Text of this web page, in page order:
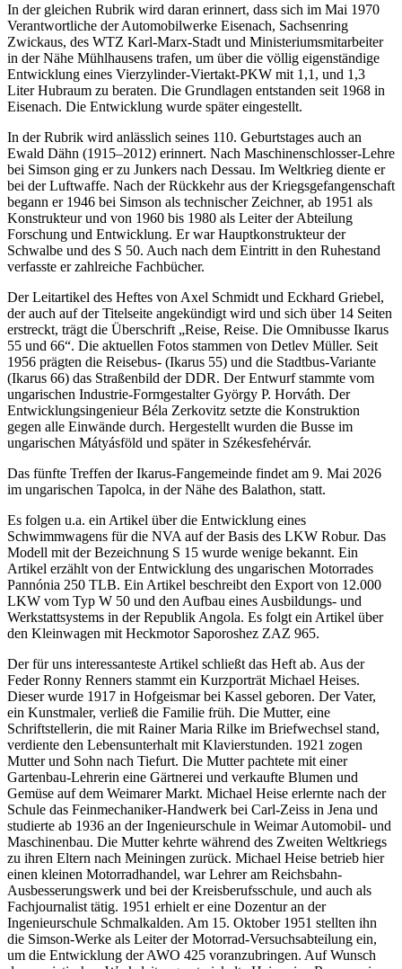
In der gleichen Rubrik wird daran erinnert, dass sich im Mai 1970
Verantwortliche der Automobilwerke Eisenach, Sachsenring
Zwickaus, des WTZ Karl-Marx-Stadt und Ministeriumsmitarbeiter
in der Nähe Mühlhausens trafen, um über die völlig eigenständige
Entwicklung eines Vierzylinder-Viertakt-PKW mit 1,1, und 1,3
Liter Hubraum zu beraten. Die Grundlagen entstanden seit 1968 in
Eisenach. Die Entwicklung wurde später eingestellt.
In der Rubrik wird anlässlich seines 110. Geburtstages auch an
Ewald Dähn (1915–2012) erinnert. Nach Maschinenschlosser-Lehre
bei Simson ging er zu Junkers nach Dessau. Im Weltkrieg diente er
bei der Luftwaffe. Nach der Rückkehr aus der Kriegsgefangenschaft
begann er 1946 bei Simson als technischer Zeichner, ab 1951 als
Konstrukteur und von 1960 bis 1980 als Leiter der Abteilung
Forschung und Entwicklung. Er war Hauptkonstrukteur der
Schwalbe und des S 50. Auch nach dem Eintritt in den Ruhestand
verfasste er zahlreiche Fachbücher.
Der Leitartikel des Heftes von Axel Schmidt und Eckhard Griebel,
der auch auf der Titelseite angekündigt wird und sich über 14 Seiten
erstreckt, trägt die Überschrift „Reise, Reise. Die Omnibusse Ikarus
55 und 66“. Die aktuellen Fotos stammen von Detlev Müller. Seit
1956 prägten die Reisebus- (Ikarus 55) und die Stadtbus-Variante
(Ikarus 66) das Straßenbild der DDR. Der Entwurf stammte vom
ungarischen Industrie-Formgestalter György P. Horváth. Der
Entwicklungsingenieur Béla Zerkovitz setzte die Konstruktion
gegen alle Einwände durch. Hergestellt wurden die Busse im
ungarischen Mátyásföld und später in Székesfehérvár.
Das fünfte Treffen der Ikarus-Fangemeinde findet am 9. Mai 2026
im ungarischen Tapolca, in der Nähe des Balathon, statt.
Es folgen u.a. ein Artikel über die Entwicklung eines
Schwimmwagens für die NVA auf der Basis des LKW Robur. Das
Modell mit der Bezeichnung S 15 wurde wenige bekannt. Ein
Artikel erzählt von der Entwicklung des ungarischen Motorrades
Pannónia 250 TLB. Ein Artikel beschreibt den Export von 12.000
LKW vom Typ W 50 und den Aufbau eines Ausbildungs- und
Werkstattsystems in der Republik Angola. Es folgt ein Artikel über
den Kleinwagen mit Heckmotor Saporoshez ZAZ 965.
Der für uns interessanteste Artikel schließt das Heft ab. Aus der
Feder Ronny Renners stammt ein Kurzporträt Michael Heises.
Dieser wurde 1917 in Hofgeismar bei Kassel geboren. Der Vater,
ein Kunstmaler, verließ die Familie früh. Die Mutter, eine
Schriftstellerin, die mit Rainer Maria Rilke im Briefwechsel stand,
verdiente den Lebensunterhalt mit Klavierstunden. 1921 zogen
Mutter und Sohn nach Tiefurt. Die Mutter pachtete mit einer
Gartenbau-Lehrerin eine Gärtnerei und verkaufte Blumen und
Gemüse auf dem Weimarer Markt. Michael Heise erlernte nach der
Schule das Feinmechaniker-Handwerk bei Carl-Zeiss in Jena und
studierte ab 1936 an der Ingenieurschule in Weimar Automobil- und
Maschinenbau. Die Mutter kehrte während des Zweiten Weltkriegs
zu ihren Eltern nach Meiningen zurück. Michael Heise betrieb hier
einen kleinen Motorradhandel, war Lehrer am Reichsbahn-
Ausbesserungswerk und bei der Kreisberufsschule, und auch als
Fachjournalist tätig. 1951 erhielt er eine Dozentur an der
Ingenieurschule Schmalkalden. Am 15. Oktober 1951 stellten ihn
die Simson-Werke als Leiter der Motorrad-Versuchsabteilung ein,
um die Entwicklung der AWO 425 voranzubringen. Auf Wunsch